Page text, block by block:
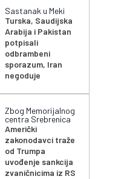
Sastanak u Meki
Turska, Saudijska
Arabija i Pakistan
potpisali
odbrambeni
sporazum, Iran
negoduje
Zbog Memorijalnog
centra Srebrenica
Američki
zakonodavci traže
od Trumpa
uvođenje sankcija
zvaničnicima iz RS